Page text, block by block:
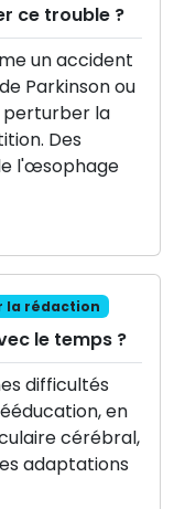
ce trouble ?
un accident
Parkinson ou
perturber la
Des
l'œsophage
la rédaction
le temps ?
difficultés
en
cérébral,
adaptations